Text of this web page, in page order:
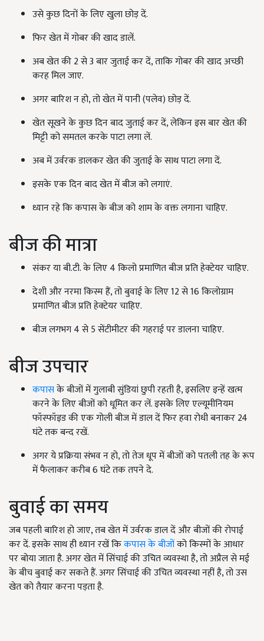
उसे कुछ दिनों के लिए खुला छोड़ दें.
फिर खेत में गोबर की खाद डालें.
अब खेत की 2 से 3 बार जुताई कर दें, ताकि गोबर की खाद अच्छी
करह मिल जाए.
अगर बारिश न हो, तो खेत में पानी (पलेव) छोड़ दें.
खेत सूखने के कुछ दिन बाद जुताई कर दें, लेकिन इस बार खेत की
मिट्टी को समतल करके पाटा लगा लें.
अब में उर्वरक डालकर खेत की जुताई के साथ पाटा लगा दें.
इसके एक दिन बाद खेत में बीज को लगाएं.
ध्यान रहे कि कपास के बीज को शाम के वक्त लगाना चाहिए.
बीज की मात्रा
संकर या बी.टी. के लिए 4 किलो प्रमाणित बीज प्रति हेक्टेयर चाहिए.
देशी और नरमा किस्म हैं, तो बुवाई के लिए 12 से 16 किलोग्राम
प्रमाणित बीज प्रति हेक्टेयर चाहिए.
बीज लगभग 4 से 5 सेंटीमीटर की गहराई पर डालना चाहिए.
बीज उपचार
कपासके बीजों में गुलाबी सुंडियां छुपी रहती है, इसलिए इन्हें खत्म
करने के लिए बीजों को धूमित कर लें. इसके लिए एल्यूमीनियम
फॉस्फॉइड की एक गोली बीज में डाल दें फिर हवा रोधी बनाकर 24
घंटे तक बन्द रखें.
अगर ये प्रक्रिया संभव न हो, तो तेज धूप में बीजों को पतली तह के रूप
में फैलाकर करीब 6 घंटे तक तपने दे.
बुवाई का समय
जब पहली बारिश हो जाए, तब खेत में उर्वरक डाल दें और बीजों की रोपाई
कर दें. इसके साथ ही ध्यान रखें किकपास के बीजोंको किस्मों के आधार
पर बोया जाता है. अगर खेत में सिंचाई की उचित व्यवस्था है, तो अप्रैल से मई
के बीच बुवाई कर सकते हैं. अगर सिंचाई की उचित व्यवस्था नहीं है, तो उस
खेत को तैयार करना पड़ता है.